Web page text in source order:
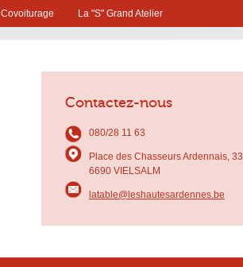
Covoiturage La "S" Grand Atelier
Contactez-nous
080/28 11 63
Place des Chasseurs Ardennais, 33
6690 VIELSALM
latable@leshautesardennes.be